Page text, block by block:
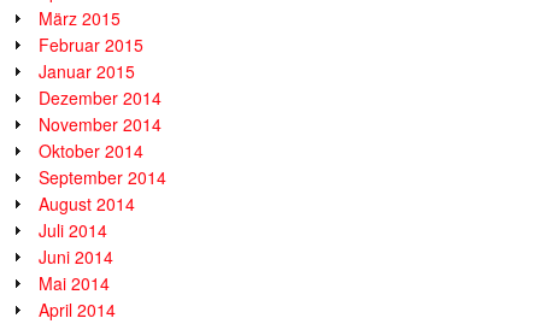
März 2015
Februar 2015
Januar 2015
Dezember 2014
November 2014
Oktober 2014
September 2014
August 2014
Juli 2014
Juni 2014
Mai 2014
April 2014